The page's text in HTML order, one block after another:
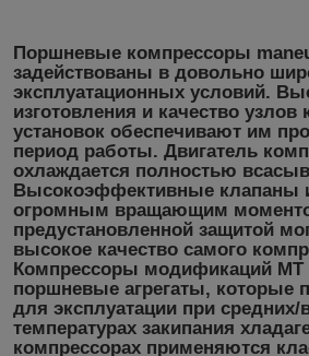
Поршневые компрессоры
задействованы в довольно
эксплуатационных условий.
изготовления и качество
установок обеспечивают им
период работы. Двигатель
охлаждается полностью
Высокоэффективные клапаны
огромным вращающим
предустановленной защитой
высокое качество самого
Компрессоры модификаций МТ
поршневые агрегаты, которые
для эксплуатации при средних/
температурах закипания
компрессорах применяются